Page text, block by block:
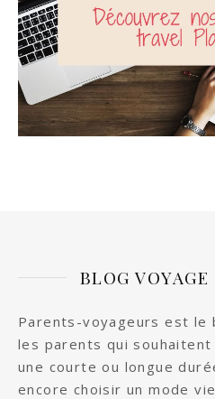
BLOG
Parents-voyageurs est le
les parents qui
une courte ou longue
encore choisir un mode